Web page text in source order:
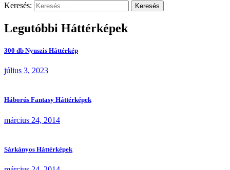
Keresés:
Legutóbbi Háttérképek
300 db Nyuszis Háttérkép
július 3, 2023
Háborús Fantasy Háttérképek
március 24, 2014
Sárkányos Háttérképek